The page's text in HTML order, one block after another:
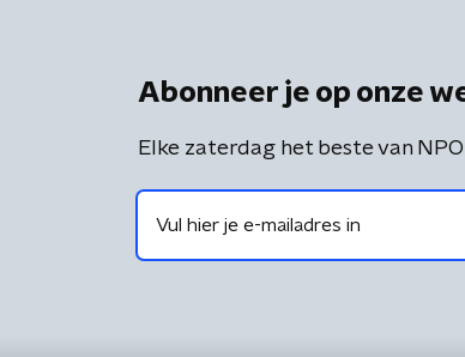
Abonneer je op onze
Elke zaterdag het beste van